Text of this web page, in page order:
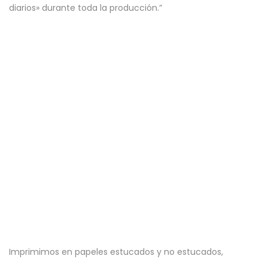
diarios» durante toda la producción.”
Imprimimos en papeles estucados y no estucados,